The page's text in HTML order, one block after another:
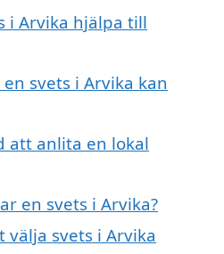
i Arvika hjälpa till
svets i Arvika kan
att anlita en lokal
en svets i Arvika?
välja svets i Arvika